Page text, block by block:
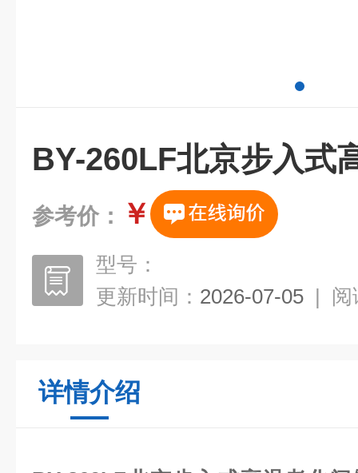
BY-260LF北京步入式
参考价： ￥
型号：
更新时间： 2026-07-05 | 阅
详情介绍